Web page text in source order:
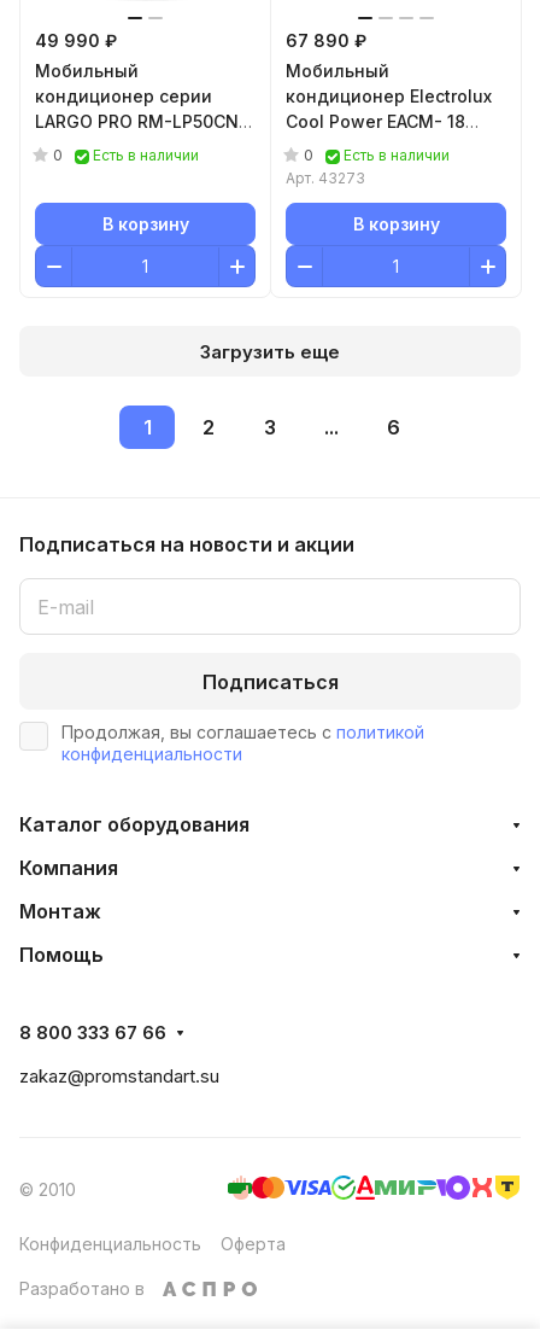
49 990 ₽
Мобильный
кондиционер cерии
LARGO PRO RM-LP50CN-
E 0 Есть в наличии
В корзину
67 890 ₽
Мобильный
кондиционер Electrolux
Cool Power EACM- 18
HP/N3
0
Есть в наличии
Арт. 43273
В корзину
Загрузить еще
1 2 3 ... 6
Подписаться на новости и акции
Подписаться
Продолжая, вы соглашаетесь с политикой
конфиденциальности
Каталог оборудования
Компания
Монтаж
Помощь
8 800 333 67 66
zakaz@promstandart.su
© 2010
Конфиденциальность Оферта
Разработано в